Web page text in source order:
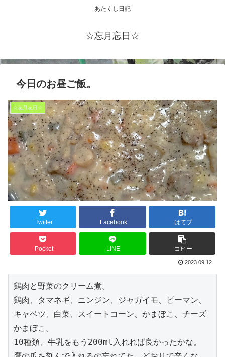
あたくし日記
☆忘月忘日☆
今日のお昼ご飯。
☆忘月忘日☆
Twitter Facebook はてブ
Pocket LINE コピー
2023.09.12
鶏肉と野菜のクリーム煮。
鶏肉、タマネギ、ニンジン、ジャガイモ、ピーマン、
キャベツ、白菜、スイートコーン、かまぼこ、チーズ
かまぼこ。
10種類、牛乳をもう200ml入れれば良かったかな。